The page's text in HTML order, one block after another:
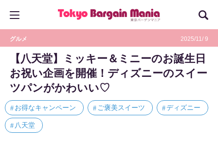
グルメ 2025/11/ 9
【八天堂】ミッキー＆ミニーのお誕生日
お祝い企画を開催！ディズニーのスイー
ツパンがかわいい♡
お得なキャンペーン ご褒美スイーツ ディズニー
八天堂